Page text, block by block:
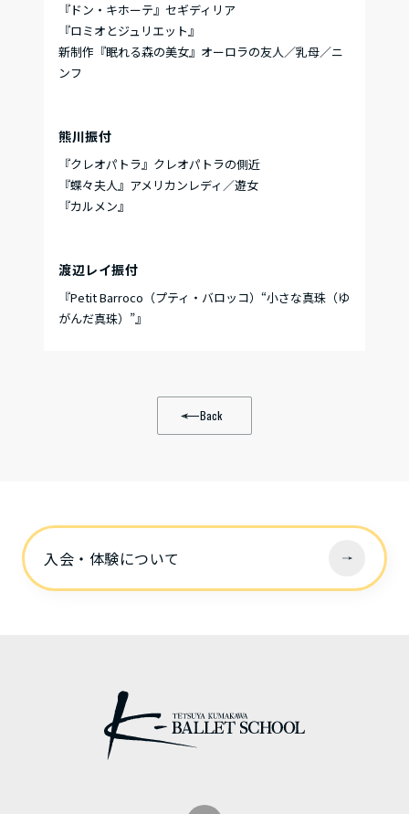
『ドン・キホーテ』セギディリア
『ロミオとジュリエット』
新制作『眠れる森の美女』オーロラの友人／乳母／ニ
ンフ
熊川振付
『クレオパトラ』クレオパトラの側近
『蝶々夫人』アメリカンレディ／遊女
『カルメン』
渡辺レイ振付
『Petit Barroco（プティ・バロッコ）“小さな真珠（ゆ
がんだ真珠）”』
Back
入会・体験について